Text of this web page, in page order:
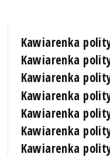
Kawiarenka
Kawiarenka
Kawiarenka
Kawiarenka
Kawiarenka
Kawiarenka
Kawiarenka